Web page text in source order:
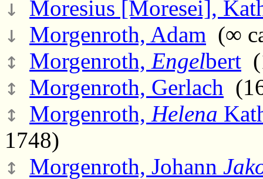
↓ Moresius [Moresei],
↓ Morgenroth, Adam (∞
↕ Morgenroth, Engelbert
↕ Morgenroth, Gerlach
↕ Morgenroth, Helena
1748)
↕ Morgenroth, Johann